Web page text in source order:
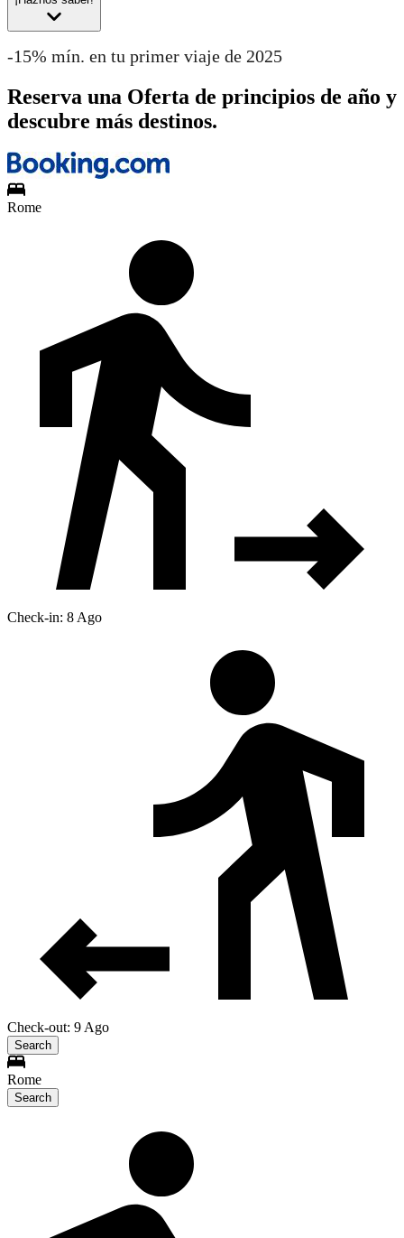
-15% mín. en tu primer viaje de 2025
Reserva una Oferta de principios de año y
descubre más destinos.
Rome
Check-in: 8 Ago
Check-out: 9 Ago
Search
Rome
Search